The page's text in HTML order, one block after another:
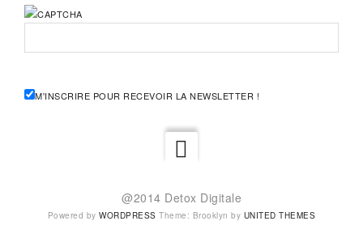
M'INSCRIRE POUR RECEVOIR LA NEWSLETTER !
@2014 Detox Digitale
Powered byWORDPRESS Theme: Brooklyn by UNITED THEMES